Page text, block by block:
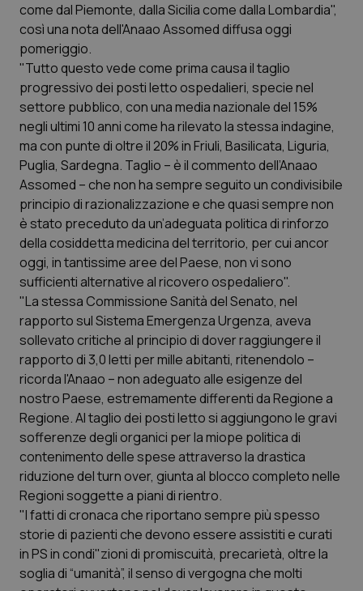
QS Pro
Professionisti Sanitari.AI
Abruzzo
Basilicata
Calabria
Campania
Emilia-Romagna
Friuli Venezia Giulia
Lazio
Liguria
Lombardia
Marche
Molise
Piemonte
QS Pro Gold
Artrite & artrosi
Asma & BPCO
Car-T
Colesterolo & coronaropatie
Dermatite Atopica
Diabete & glucometri
Disturbi dell’umore
Dolore
Donna & Salute
Epatiti
HIV
QS Club Newsletter
come dal Piemonte, dalla Sicilia come dalla Lombardia",
così una nota dell'Anaao Assomed diffusa oggi
pomeriggio.
"Tutto questo vede come prima causa il taglio
progressivo dei posti letto ospedalieri, specie nel
settore pubblico, con una media nazionale del 15%
negli ultimi 10 anni come ha rilevato la stessa indagine,
ma con punte di oltre il 20% in Friuli, Basilicata, Liguria,
Puglia, Sardegna. Taglio – è il commento dell’Anaao
Assomed – che non ha sempre seguito un condivisibile
principio di razionalizzazione e che quasi sempre non
è stato preceduto da un’adeguata politica di rinforzo
della cosiddetta medicina del territorio, per cui ancor
oggi, in tantissime aree del Paese, non vi sono
sufficienti alternative al ricovero ospedaliero".
"La stessa Commissione Sanità del Senato, nel
rapporto sul Sistema Emergenza Urgenza, aveva
sollevato critiche al principio di dover raggiungere il
rapporto di 3,0 letti per mille abitanti, ritenendolo –
ricorda l'Anaao – non adeguato alle esigenze del
nostro Paese, estremamente differenti da Regione a
Regione. Al taglio dei posti letto si aggiungono le gravi
sofferenze degli organici per la miope politica di
contenimento delle spese attraverso la drastica
riduzione del turn over, giunta al blocco completo nelle
Regioni soggette a piani di rientro.
"I fatti di cronaca che riportano sempre più spesso
storie di pazienti che devono essere assistiti e curati
in PS in condi"zioni di promiscuità, precarietà, oltre la
soglia di “umanità”, il senso di vergogna che molti